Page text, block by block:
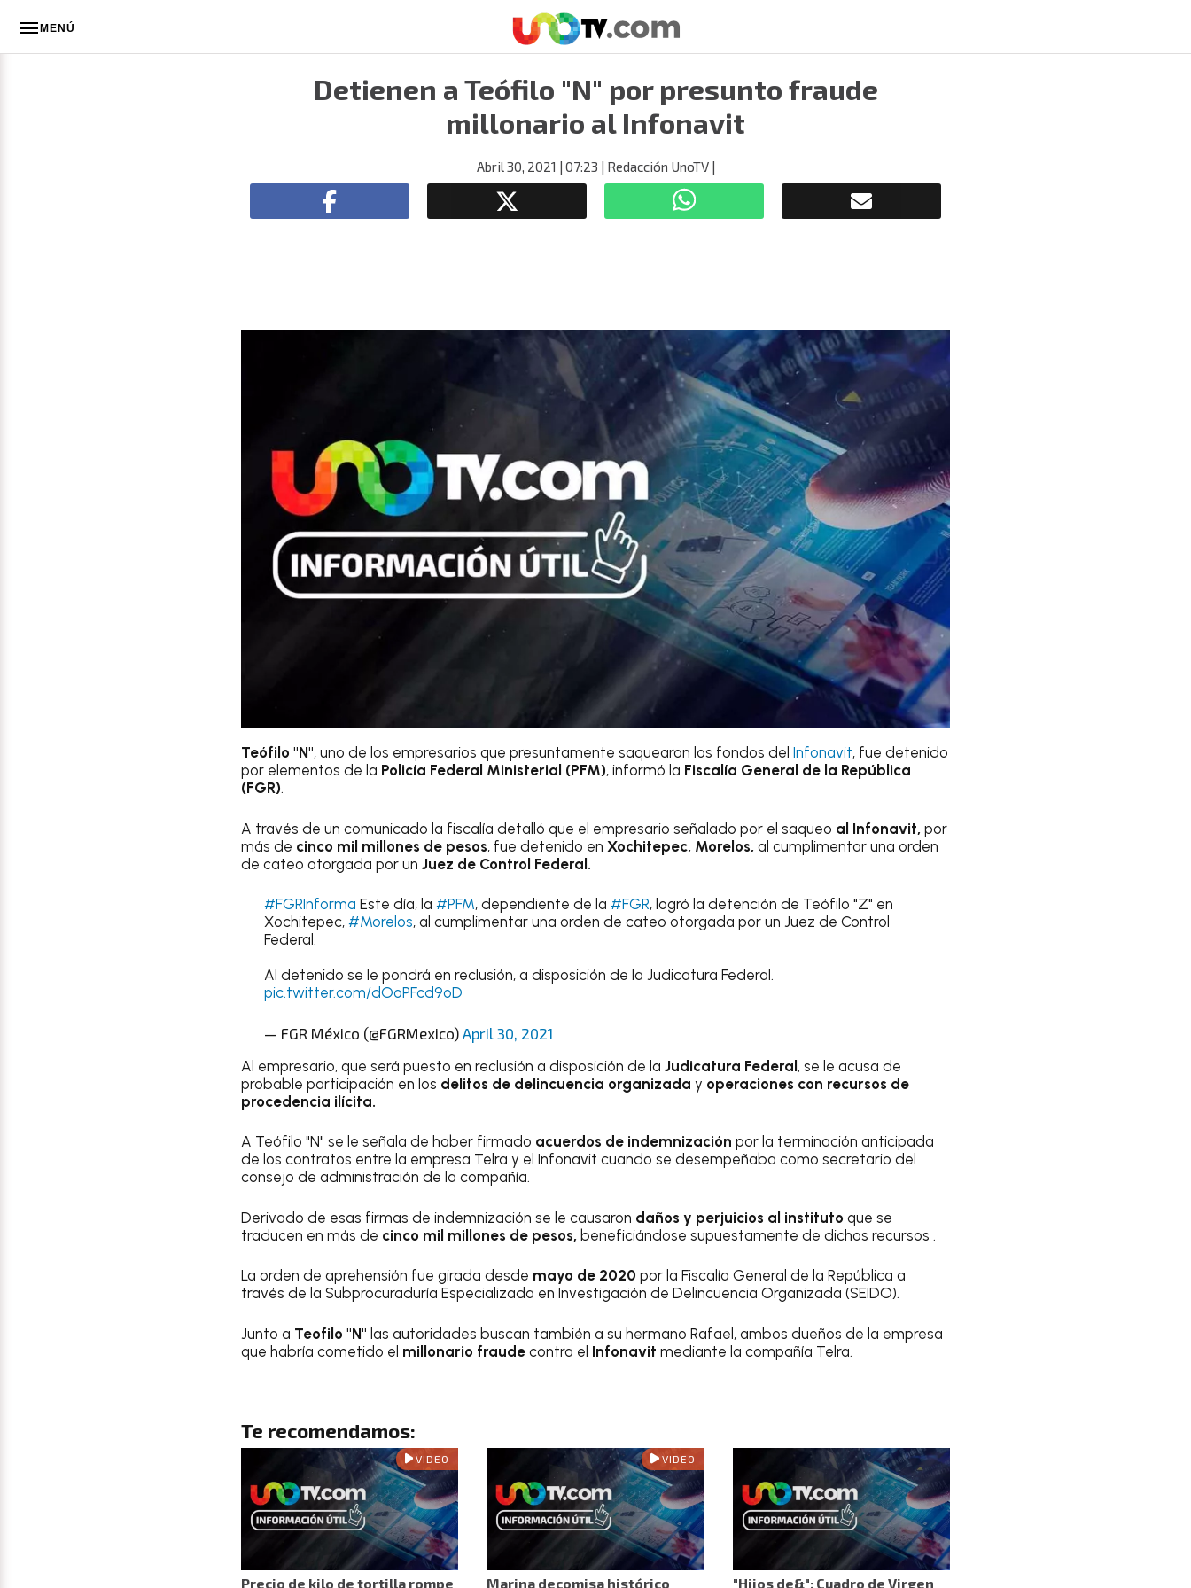
MENÚ
Detienen a Teófilo "N" por presunto fraude
millonario al Infonavit
Abril 30, 2021 | 07:23 | Redacción UnoTV|
Teófilo "N", uno de los empresarios que presuntamente saquearon los fondos del Infonavit, fue detenido
por elementos de la Policía Federal Ministerial (PFM), informó la Fiscalía General de la República
(FGR).
A través de un comunicado la fiscalía detalló que el empresario señalado por el saqueo al Infonavit, por
más de cinco mil millones de pesos, fue detenido en Xochitepec, Morelos, al cumplimentar una orden
de cateo otorgada por un Juez de Control Federal.
#FGRInforma Este día, la #PFM, dependiente de la #FGR, logró la detención de Teófilo "Z" en
Xochitepec, #Morelos, al cumplimentar una orden de cateo otorgada por un Juez de Control
Federal.
Al detenido se le pondrá en reclusión, a disposición de la Judicatura Federal.
pic.twitter.com/dOoPFcd9oD
— FGR México (@FGRMexico) April 30, 2021
Al empresario, que será puesto en reclusión a disposición de la Judicatura Federal, se le acusa de
probable participación en los delitos de delincuencia organizada y operaciones con recursos de
procedencia ilícita.
A Teófilo "N" se le señala de haber firmado acuerdos de indemnización por la terminación anticipada
de los contratos entre la empresa Telra y el Infonavit cuando se desempeñaba como secretario del
consejo de administración de la compañía.
Derivado de esas firmas de indemnización se le causaron daños y perjuicios al instituto que se
traducen en más de cinco mil millones de pesos, beneficiándose supuestamente de dichos recursos .
La orden de aprehensión fue girada desde mayo de 2020 por la Fiscalía General de la República a
través de la Subprocuraduría Especializada en Investigación de Delincuencia Organizada (SEIDO).
Junto a Teofilo "N" las autoridades buscan también a su hermano Rafael, ambos dueños de la empresa
que habría cometido el millonario fraude contra el Infonavit mediante la compañía Telra.
Te recomendamos:
VIDEO
Precio de kilo de tortilla rompe
VIDEO
Marina decomisa histórico "Hijos de&": Cuadro de Virgen